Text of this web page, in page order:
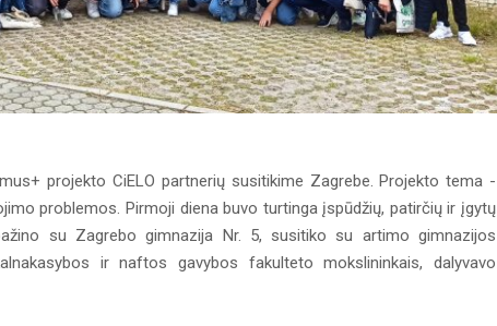
projekto CiELO partnerių susitikime Zagrebe. Projekto tema -
problemos. Pirmoji diena buvo turtinga įspūdžių, patirčių ir įgytų
su Zagrebo gimnazija Nr. 5, susitiko su artimo gimnazijos
ir naftos gavybos fakulteto mokslininkais, dalyvavo